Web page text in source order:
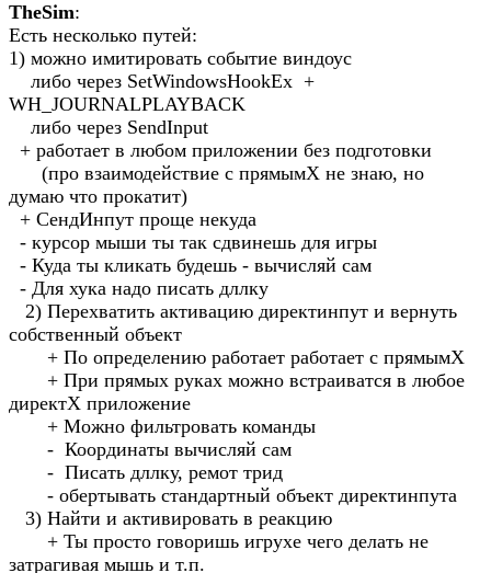
TheSim:
Есть несколько путей:
1) можно имитировать событие виндоус
либо через SetWindowsHookEx +
WH_JOURNALPLAYBACK
либо через SendInput
+ работает в любом приложении без подготовки
(про взаимодействие с прямымХ не знаю, но
думаю что прокатит)
+ СендИнпут проще некуда
- курсор мыши ты так сдвинешь для игры
- Куда ты кликать будешь - вычисляй сам
- Для хука надо писать дллку
2) Перехватить активацию директинпут и вернуть
собственный объект
+ По определению работает работает с прямымХ
+ При прямых руках можно встраиватся в любое
директХ приложение
+ Можно фильтровать команды
- Координаты вычисляй сам
- Писать дллку, ремот трид
- обертывать стандартный объект директинпута
3) Найти и активировать в реакцию
+ Ты просто говоришь игрухе чего делать не
затрагивая мышь и т.п.